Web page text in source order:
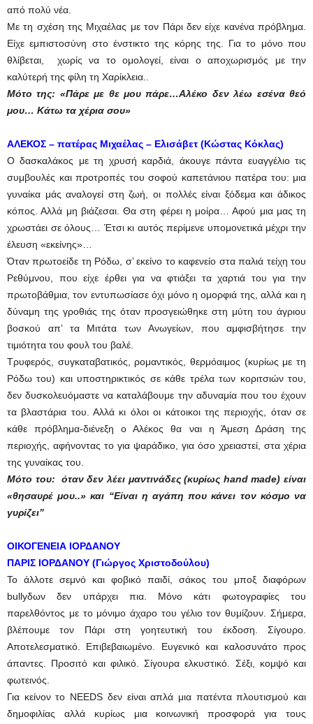
από πολύ νέα.
Με τη σχέση της Μιχαέλας με τον Πάρι δεν είχε κανένα πρόβλημα.
Είχε εμπιστοσύνη στο ένστικτο της κόρης της. Για το μόνο που
θλίβεται, χωρίς να το ομολογεί, είναι ο αποχωρισμός με την
καλύτερή της φίλη τη Χαρίκλεια..
Μότο της: «Πάρε με θε μου πάρε…Αλέκο δεν λέω εσένα θεό
μου… Κάτω τα χέρια σου»
ΑΛΕΚΟΣ – πατέρας Μιχαέλας – Ελισάβετ (Κώστας Κόκλας)
Ο δασκαλάκος με τη χρυσή καρδιά, άκουγε πάντα ευαγγέλιο τις
συμβουλές και προτροπές του σοφού καπετάνιου πατέρα του: μια
γυναίκα μάς αναλογεί στη ζωή, οι πολλές είναι ξόδεμα και άδικος
κόπος. Αλλά μη βιάζεσαι. Θα στη φέρει η μοίρα… Αφού μια μας τη
χρωστάει σε όλους… Έτσι κι αυτός περίμενε υπομονετικά μέχρι την
έλευση «εκείνης»…
Όταν πρωτοείδε τη Ρόδω, σ’ εκείνο το καφενείο στα παλιά τείχη του
Ρεθύμνου, που είχε έρθει για να φτιάξει τα χαρτιά του για την
πρωτοβάθμια, τον εντυπωσίασε όχι μόνο η ομορφιά της, αλλά και η
δύναμη της γροθιάς της όταν προσγειώθηκε στη μύτη του άγριου
βοσκού απ’ τα Μιτάτα των Ανωγείων, που αμφισβήτησε την
τιμιότητα του φουλ του βαλέ.
Τρυφερός, συγκαταβατικός, ρομαντικός, θερμόαιμος (κυρίως με τη
Ρόδω του) και υποστηρικτικός σε κάθε τρέλα των κοριτσιών του,
δεν δυσκολευόμαστε να καταλάβουμε την αδυναμία που του έχουν
τα βλαστάρια του. Αλλά κι όλοι οι κάτοικοι της περιοχής, όταν σε
κάθε πρόβλημα-διένεξη ο Αλέκος θα ναι η Άμεση Δράση της
περιοχής, αφήνοντας το για ψαράδικο, για όσο χρειαστεί, στα χέρια
της γυναίκας του.
Μότο του: όταν δεν λέει μαντινάδες (κυρίως hand made) είναι
«θησαυρέ μου..» και “Είναι η αγάπη που κάνει τον κόσμο να
γυρίζει”
ΟΙΚΟΓΕΝΕΙΑ ΙΟΡΔΑΝΟΥ
ΠΑΡΙΣ ΙΟΡΔΑΝΟΥ (Γιώργος Χριστοδούλου)
Το άλλοτε σεμνό και φοβικό παιδί, σάκος του μποξ διαφόρων
bullyδων δεν υπάρχει πια. Μόνο κάτι φωτογραφίες του
παρελθόντος με το μόνιμο άχαρο του γέλιο τον θυμίζουν. Σήμερα,
βλέπουμε τον Πάρι στη γοητευτική του έκδοση. Σίγουρο.
Αποτελεσματικό. Επιβεβαιωμένο. Ευγενικό και καλοσυνάτο προς
άπαντες. Προσιτό και φιλικό. Σίγουρα ελκυστικό. Σέξι, κομψό και
φωτεινός.
Για κείνον το NEEDS δεν είναι απλά μια πατέντα πλουτισμού και
δημοφιλίας αλλά κυρίως μια κοινωνική προσφορά για τους